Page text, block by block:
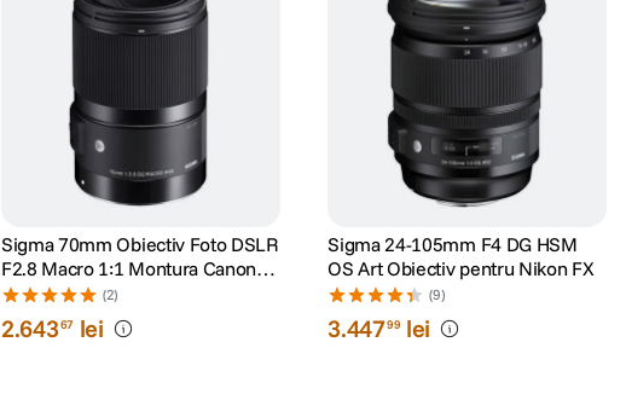
Sigma 70mm Obiectiv Foto DSLR
F2.8 Macro 1:1 Montura Canon
EF
(2)
2.64367 lei
Sigma 24-105mm F4 DG HSM
OS Art Obiectiv pentru Nikon FX
(9)
3.44799 lei